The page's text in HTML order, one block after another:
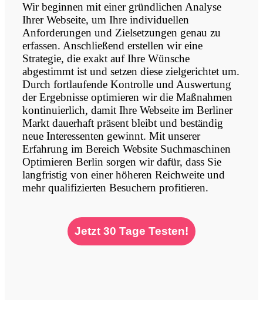
Wir beginnen mit einer gründlichen Analyse
Ihrer Webseite, um Ihre individuellen
Anforderungen und Zielsetzungen genau zu
erfassen. Anschließend erstellen wir eine
Strategie, die exakt auf Ihre Wünsche
abgestimmt ist und setzen diese zielgerichtet um.
Durch fortlaufende Kontrolle und Auswertung
der Ergebnisse optimieren wir die Maßnahmen
kontinuierlich, damit Ihre Webseite im Berliner
Markt dauerhaft präsent bleibt und beständig
neue Interessenten gewinnt. Mit unserer
Erfahrung im Bereich Website Suchmaschinen
Optimieren Berlin sorgen wir dafür, dass Sie
langfristig von einer höheren Reichweite und
mehr qualifizierten Besuchern profitieren.
Jetzt 30 Tage Testen!